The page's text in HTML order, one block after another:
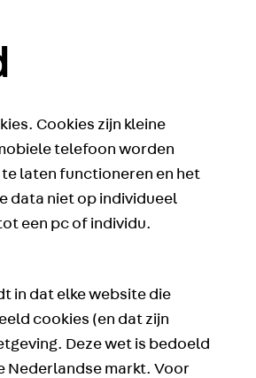
Cookies zijn kleine
telefoon worden
laten functioneren en het
data niet op individueel
een pc of individu.
in dat elke website die
cookies (en dat zijn
Deze wet is bedoeld
Nederlandse markt. Voor